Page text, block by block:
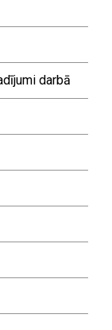
darbā